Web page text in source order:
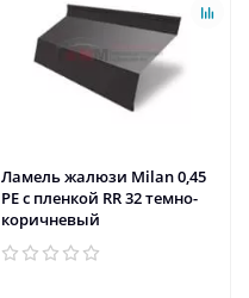
Ламель жалюзи Milan 0,45
PE с пленкой RR 32 темно-
коричневый